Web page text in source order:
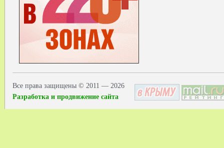
Все права защищены © 2011 — 2026
Разработка и продвижение сайта